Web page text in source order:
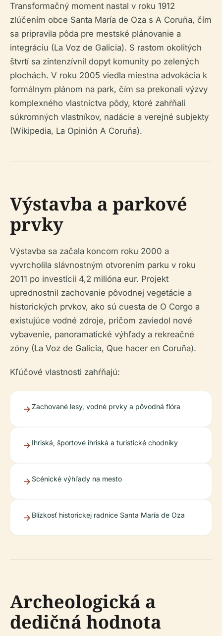
Transformačný moment nastal v roku 1912
zlúčením obce Santa María de Oza s A Coruña, čím
sa pripravila pôda pre mestské plánovanie a
integráciu (La Voz de Galicia). S rastom okolitých
štvrtí sa zintenzívnil dopyt komunity po zelených
plochách. V roku 2005 viedla miestna advokácia k
formálnym plánom na park, čím sa prekonali výzvy
komplexného vlastníctva pôdy, ktoré zahŕňali
súkromných vlastníkov, nadácie a verejné subjekty
(Wikipedia, La Opinión A Coruña).
Výstavba a parkové
prvky
Výstavba sa začala koncom roku 2000 a
vyvrcholila slávnostným otvorením parku v roku
2011 po investícii 4,2 milióna eur. Projekt
uprednostnil zachovanie pôvodnej vegetácie a
historických prvkov, ako sú cuesta de O Corgo a
existujúce vodné zdroje, pričom zaviedol nové
vybavenie, panoramatické výhľady a rekreačné
zóny (La Voz de Galicia, Que hacer en Coruña).
Kľúčové vlastnosti zahŕňajú:
Zachované lesy, vodné prvky a pôvodná flóra
Ihriská, športové ihriská a turistické chodníky
Scénické výhľady na mesto
Blízkosť historickej radnice Santa María de Oza
Archeologická a
dedičná hodnota